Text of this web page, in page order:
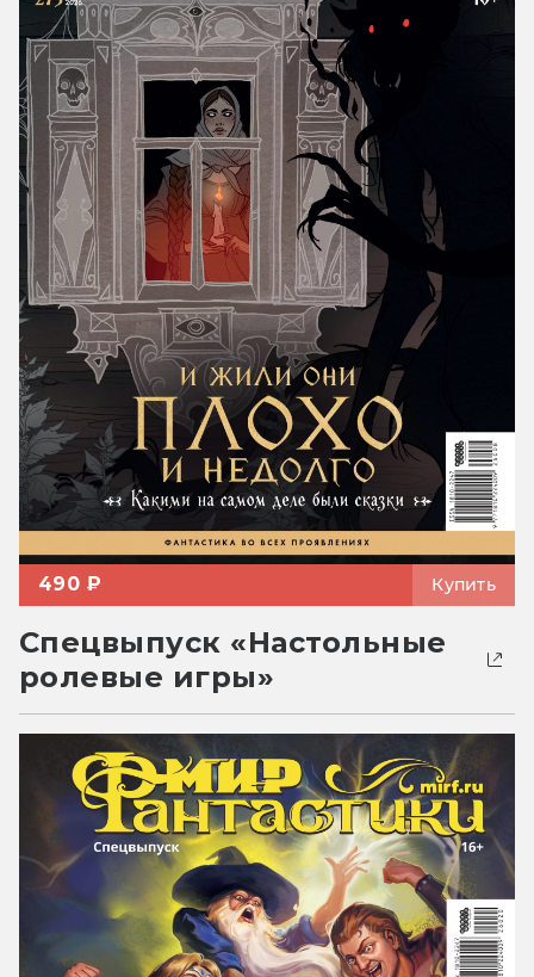
490 ₽ Купить
Спецвыпуск «Настольные
ролевые игры»